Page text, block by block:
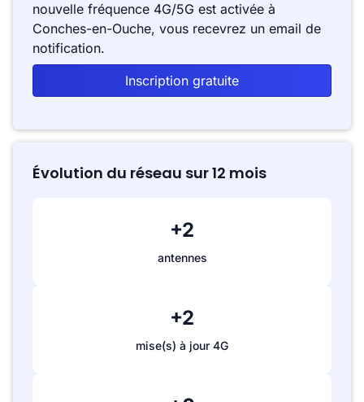
nouvelle fréquence 4G/5G est activée à
Conches-en-Ouche, vous recevrez un email de
notification.
Inscription gratuite
Évolution du réseau sur 12 mois
+2
antennes
+2
mise(s) à jour 4G